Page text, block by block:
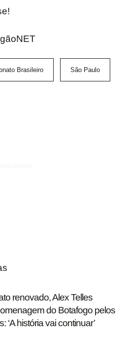
Brasileiro São Paulo
renovado, Alex Telles
do Botafogo pelos
‘A história vai continuar’